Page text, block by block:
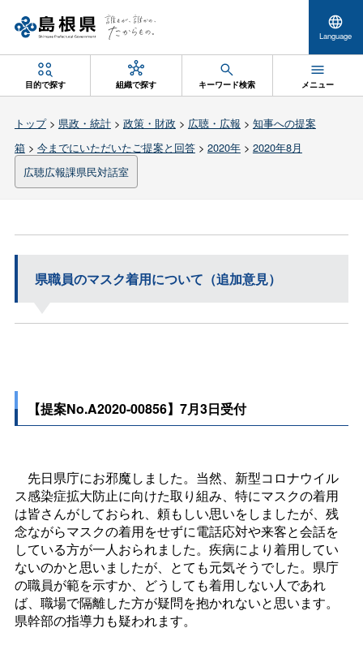
Language
目的で探す 組織で探す キーワード検索 メニュー
トップ> 県政・統計> 政策・財政 > 広聴・広報 > 知事への提案
箱> 今までにいただいたご提案と回答> 2020年> 2020年8月
広聴広報課県民対話室
県職員のマスク着用について（追加意見）
【提案No.A2020-00856】7月3日受付
先日県庁にお邪魔しました。当然、新型コロナウイル
ス感染症拡大防止に向けた取り組み、特にマスクの着用
は皆さんがしておられ、頼もしい思いをしましたが、残
念ながらマスクの着用をせずに電話応対や来客と会話を
している方が一人おられました。疾病により着用してい
ないのかと思いましたが、とても元気そうでした。県庁
の職員が範を示すか、どうしても着用しない人であれ
ば、職場で隔離した方が疑問を抱かれないと思います。
県幹部の指導力も疑われます。